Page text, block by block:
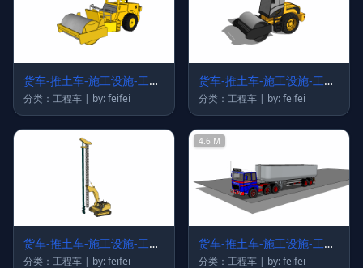
货车-推土车-施工设施-工程
车27
分类：工程车 | by: feifei
货车-推土车-施工设施-工程
车26
分类：工程车 | by: feifei
货车-推土车-施工设施-工程
车23
分类：工程车 | by: feifei
4.6 M
货车-推土车-施工设施-工程
车22
分类：工程车 | by: feifei